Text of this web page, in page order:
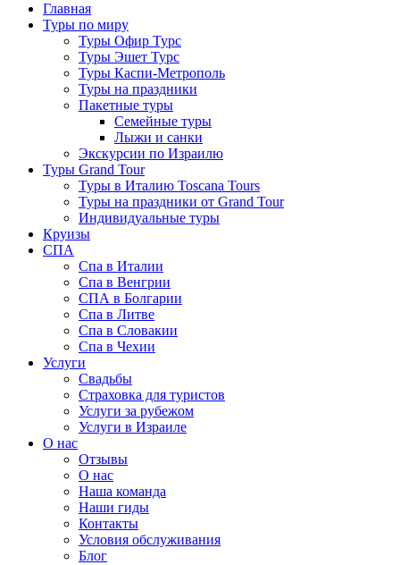
Главная
Туры по миру
Туры Офир Турс
Туры Эшет Турс
Туры Каспи-Метрополь
Туры на праздники
Пакетные туры
Семейные туры
Лыжи и санки
Экскурсии по Израилю
Туры Grand Tour
Туры в Италию Toscana Tours
Туры на праздники от Grand Tour
Индивидуальные туры
Круизы
СПА
Спа в Италии
Спа в Венгрии
СПА в Болгарии
Спа в Литве
Спа в Словакии
Спа в Чехии
Услуги
Свадьбы
Страховка для туристов
Услуги за рубежом
Услуги в Израиле
О нас
Отзывы
О нас
Наша команда
Наши гиды
Контакты
Условия обслуживания
Блог